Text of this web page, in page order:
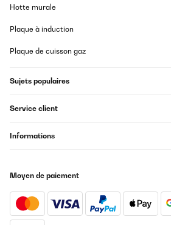
Hotte murale
Plaque à induction
Plaque de cuisson gaz
Sujets populaires
Service client
Informations
Moyen de paiement